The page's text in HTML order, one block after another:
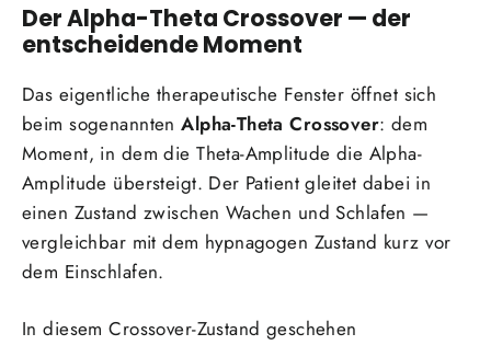
Der Alpha-Theta Crossover — der
entscheidende Moment
Das eigentliche therapeutische Fenster öffnet sich
beim sogenanntenAlpha-Theta Crossover: dem
Moment, in dem die Theta-Amplitude die Alpha-
Amplitude übersteigt. Der Patient gleitet dabei in
einen Zustand zwischen Wachen und Schlafen —
vergleichbar mit dem hypnagogen Zustand kurz vor
dem Einschlafen.
In diesem Crossover-Zustand geschehen